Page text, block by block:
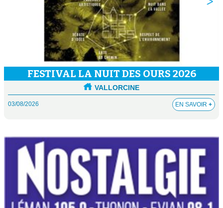
FESTIVAL LA NUIT DES OURS 2026
VALLORCINE
03/08/2026 EN SAVOIR +